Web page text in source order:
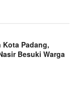
Kota Padang,
Besuki Warga